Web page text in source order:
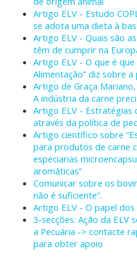
Artigo ELV - Estudo
se adota uma dieta à
Artigo ELV - Quais são
têm de cumprir na
Artigo ELV - O que é
Alimentação” diz sobre a
Artigo de Graça
A indústria da carne
Artigo ELV - Estratégias
através da política de
Artigo científico sobre
para produtos de carne
especiarias
aromáticas”
Comunicar sobre os
não é suficiente”.
Artigo ELV - O papel
3-secções: Ação da ELV
a Pecuária -> contacte
para obter apoio